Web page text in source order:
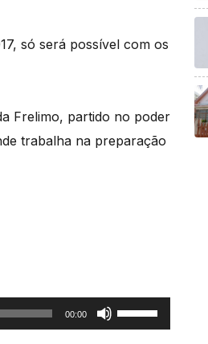
só será possível com os
Frelimo, partido no poder
trabalha na preparação
00:00
Use
as